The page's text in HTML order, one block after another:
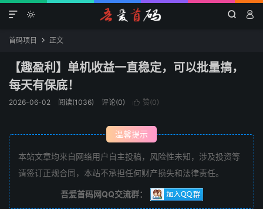
  

首码项目  正文
【趣盈利】单机收益一直稳定，可以批量搞，
每天有保底！
2026-06-02 阅读(1036) 评论(0)  赞(0)
温馨提示
本站文章均来自网络用户自主投稿，风险性未知，涉及投资等
请签订正规合同，本站不承担任何财产损失和法律责任。
吾爱首码网QQ交流群：